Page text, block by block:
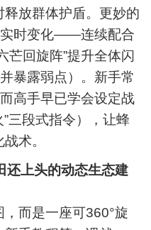
放群体护盾。更妙的
实时变化——连续配合
芒回旋阵”提升全体闪
暴露弱点）。新手常
高手早已学会设定战
三段式指令），让蜂
术。
还上头的动态生态建
而是一座可360°旋